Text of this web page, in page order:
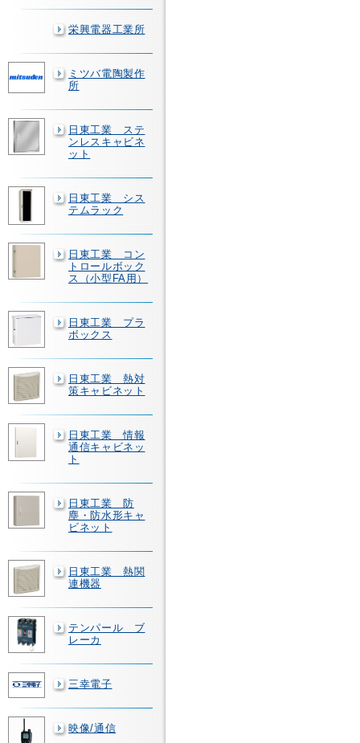
栄興電器工業所
ミツバ電陶製作
所
日東工業 ステ
ンレスキャビネ
ット
日東工業 シス
テムラック
日東工業 コン
トロールボック
ス（小型FA用）
日東工業 プラ
ボックス
日東工業 熱対
策キャビネット
日東工業 情報
通信キャビネッ
ト
日東工業 防
塵・防水形キャ
ビネット
日東工業 熱関
連機器
テンパール ブ
レーカ
三幸電子
映像/通信